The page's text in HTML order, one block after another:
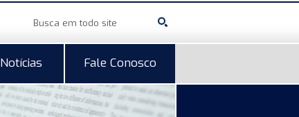
Notícias Fale Conosco